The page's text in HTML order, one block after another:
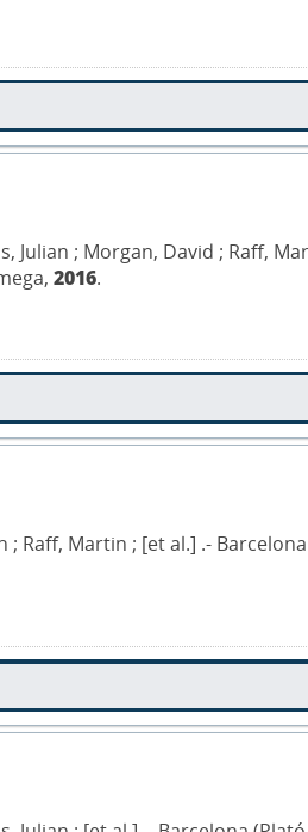
Julian ; Morgan, David ; Raff,
2016.
Raff, Martin ; [et al.] .-